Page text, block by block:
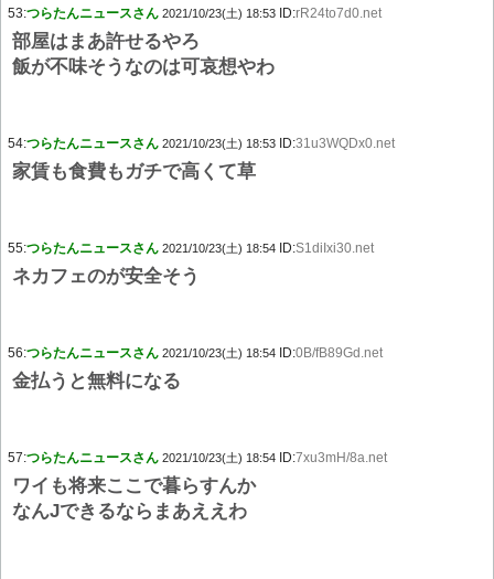
53:つらたんニュースさん 2021/10/23(土) 18:53 ID:rR24to7d0.net
部屋はまあ許せるやろ
飯が不味そうなのは可哀想やわ
54:つらたんニュースさん 2021/10/23(土) 18:53 ID:31u3WQDx0.net
家賃も食費もガチで高くて草
55:つらたんニュースさん 2021/10/23(土) 18:54 ID:S1diIxi30.net
ネカフェのが安全そう
56:つらたんニュースさん 2021/10/23(土) 18:54 ID:0B/fB89Gd.net
金払うと無料になる
57:つらたんニュースさん 2021/10/23(土) 18:54 ID:7xu3mH/8a.net
ワイも将来ここで暮らすんか
なんJできるならまあええわ